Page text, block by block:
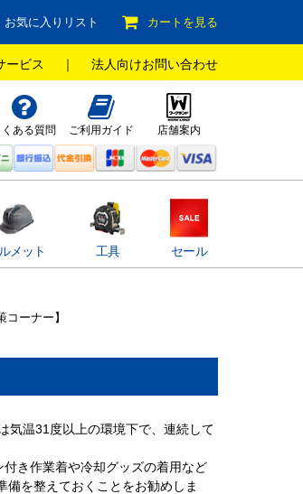
お気に入りリスト カートを見る
ービス ｜ 法人向けお問い合わせ
くある質問 ご利用ガイド 店舗案内
メット 工具 セール
ーナー】
気温31度以上の環境下で、連続して
き作業着や冷却グッズの着用など
を整えておくことをお勧めしま